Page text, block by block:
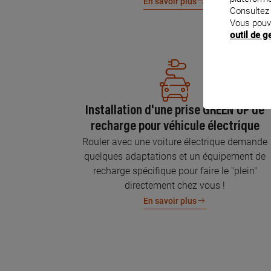
Installation d'une prise GREEN'UP de
recharge pour véhicule électrique
Rouler avec une voiture électrique demande
quelques adaptations et un équipement de
recharge spécifique pour faire le "plein"
directement chez vous !
En savoir plus
Vous
outil de